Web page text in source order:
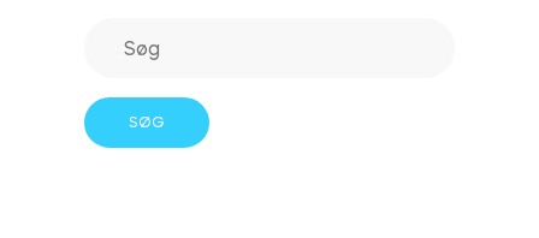
Tedee Bridge